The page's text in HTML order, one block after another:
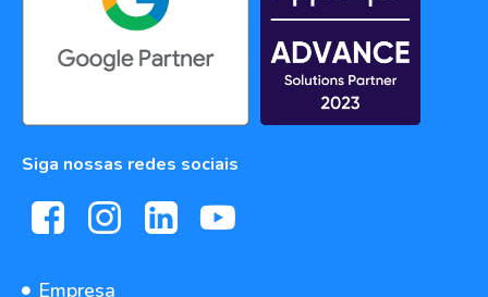
Siga nossas redes sociais
Empresa